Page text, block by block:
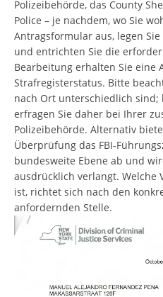
Polizeibehörde, das County
Police – je nachdem, wo Sie
Antragsformular aus, legen
und entrichten Sie die
Bearbeitung erhalten Sie eine
Strafregisterstatus. Bitte
nach Ort unterschiedlich sind;
erfragen Sie daher bei Ihrer
Polizeibehörde. Alternativ
Überprüfung das FBI-
bundesweite Ebene ab und
ausdrücklich verlangt. Welche
ist, richtet sich nach den
anfordernden Stelle.